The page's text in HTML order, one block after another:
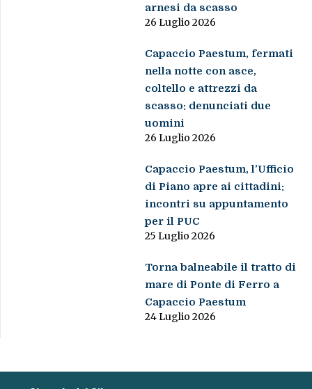
arnesi da scasso
26 Luglio 2026
Capaccio Paestum, fermati
nella notte con asce,
coltello e attrezzi da
scasso: denunciati due
uomini
26 Luglio 2026
Capaccio Paestum, l’Ufficio
di Piano apre ai cittadini:
incontri su appuntamento
per il PUC
25 Luglio 2026
Torna balneabile il tratto di
mare di Ponte di Ferro a
Capaccio Paestum
24 Luglio 2026